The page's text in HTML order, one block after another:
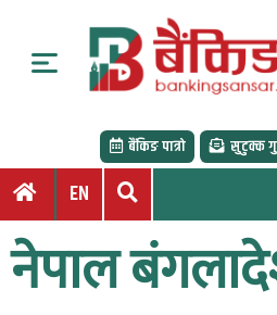
o
बैंकिङ पात्रो सुटुक्क
EN
नेपाल